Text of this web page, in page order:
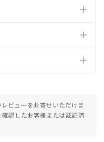
ビューをお寄せいただけま
認したお客様または認証済